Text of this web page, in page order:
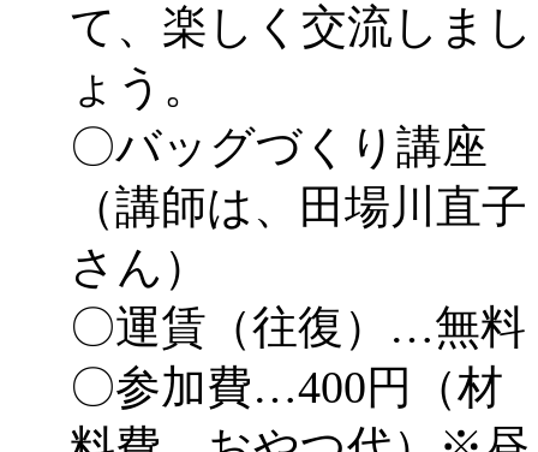
「皆鶴姫のこびる塾
～ 」 受付期間：～
「みなづる号乗車体
de 健康づくり」」 受
て、楽しく交流しまし
ょう。
〇バッグづくり講座
（講師は、田場川直子
さん）
〇運賃（往復）…無料
〇参加費…400円（材